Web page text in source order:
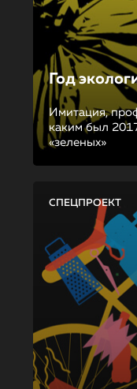
Год
Имитация,
каким был
«зеленых»
СПЕЦПРОЕКТ